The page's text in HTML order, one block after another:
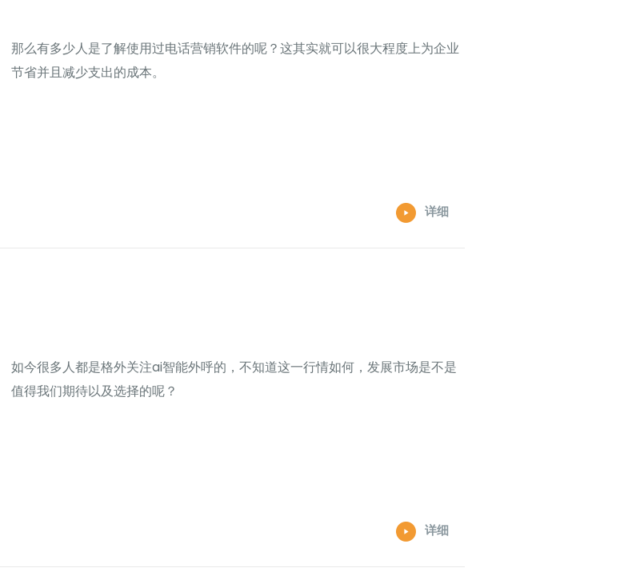
那么有多少人是了解使用过电话营销软件的呢？这其实就可以很大程度上为企业
节省并且减少支出的成本。
详细
如今很多人都是格外关注ai智能外呼的，不知道这一行情如何，发展市场是不是
值得我们期待以及选择的呢？
详细